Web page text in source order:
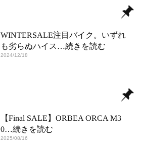
WINTERSALE注目バイク。いずれ
も劣らぬハイス …続きを読む
2024/12/18
【Final SALE】ORBEA ORCA M3
0…続きを読む
2025/08/16